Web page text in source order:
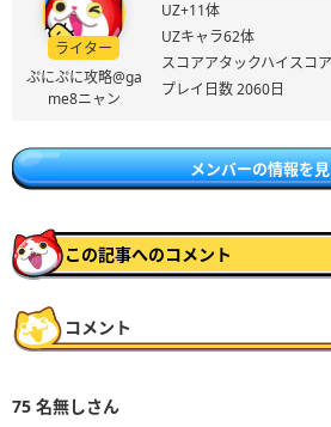
ライター
ぷにぷに攻略@ga
me8ニャン
UZ+11体
UZキャラ62体
スコアアタックハイスコ
プレイ日数 2060日
メンバーの情報を
この記事へのコメント
コメント
75 名無しさん